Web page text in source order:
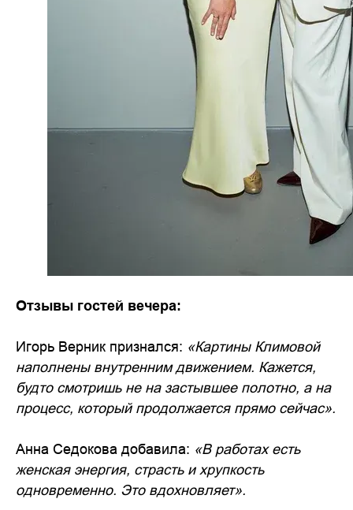
Отзывы гостей вечера:
Игорь Верник признался: «Картины Климовой
наполнены внутренним движением. Кажется,
будто смотришь не на застывшее полотно, а на
процесс, который продолжается прямо сейчас».
Анна Седокова добавила: «В работах есть
женская энергия, страсть и хрупкость
одновременно. Это вдохновляет».